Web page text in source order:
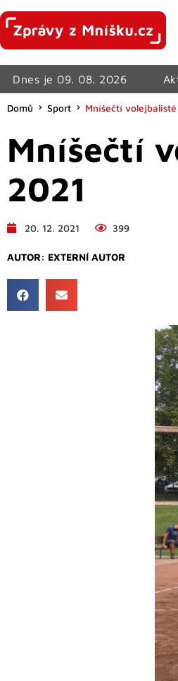
Dnes je 09. 08. 2026
Domů Sport Mníšečtí
Mníšečtí
2021
20. 12. 2021 399
AUTOR: EXTERNÍ AUTOR